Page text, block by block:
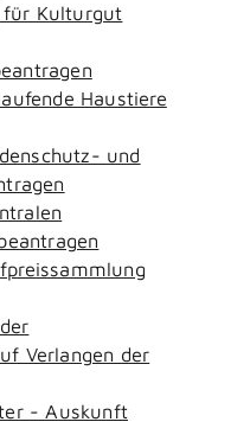
für Kulturgut
Haustiere
und
Verlangen der
- Auskunft